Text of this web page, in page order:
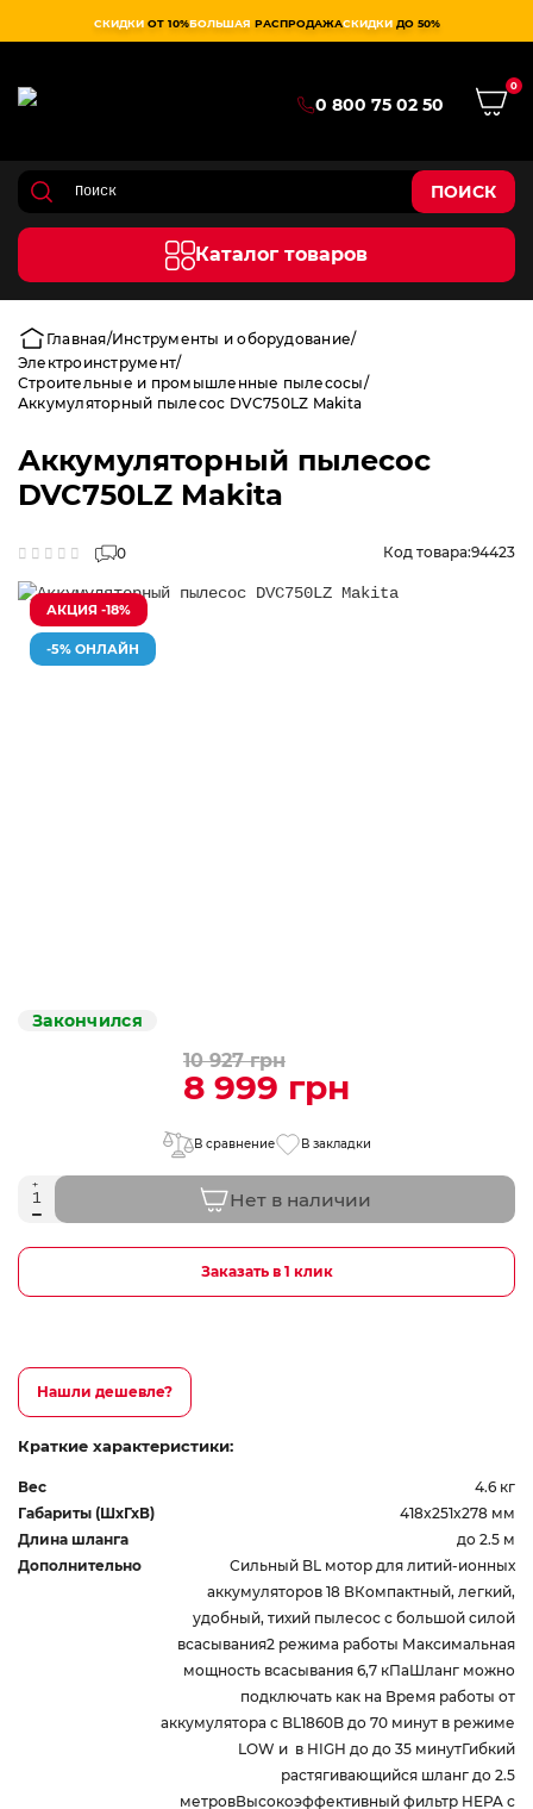
СКИДКИ ОТ 10%БОЛЬШАЯ РАСПРОДАЖАСКИДКИ ДО 50%
0 800 75 02 50
0
ПОИСК
Каталог товаров
Главная Инструменты и оборудование
Электроинструмент
Строительные и промышленные пылесосы
Аккумуляторный пылесос DVC750LZ Makita
Аккумуляторный пылесос
DVC750LZ Makita
0 Код товара:94423
АКЦИЯ -18%
-5% ОНЛАЙН
Закончился
10 927 грн
8 999 грн
В сравнение В закладки
Нет в наличии
Заказать в 1 клик
Нашли дешевле?
Краткие характеристики:
Вес
4.6 кг
Габариты (ШхГхВ)
418x251x278 мм
Длина шланга
до 2.5 м
Дополнительно
Сильный BL мотор для литий-ионных
аккумуляторов 18 ВКомпактный, легкий,
удобный, тихий пылесос с большой силой
всасывания2 режима работы Максимальная
мощность всасывания 6,7 кПаШланг можно
подключать как на Время работы от
аккумулятора c BL1860B до 70 минут в режиме
LOW и в HIGH до до 35 минутГибкий
растягивающийся шланг до 2.5
метровВысокоэффективный фильтр HEPA с